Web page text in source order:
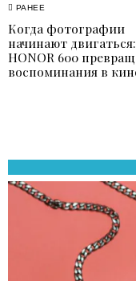
Навигация
по
записям
РАНЕЕ
Previous
post:
Когда фотографии
начинают двигаться:
HONOR 600
воспоминания в